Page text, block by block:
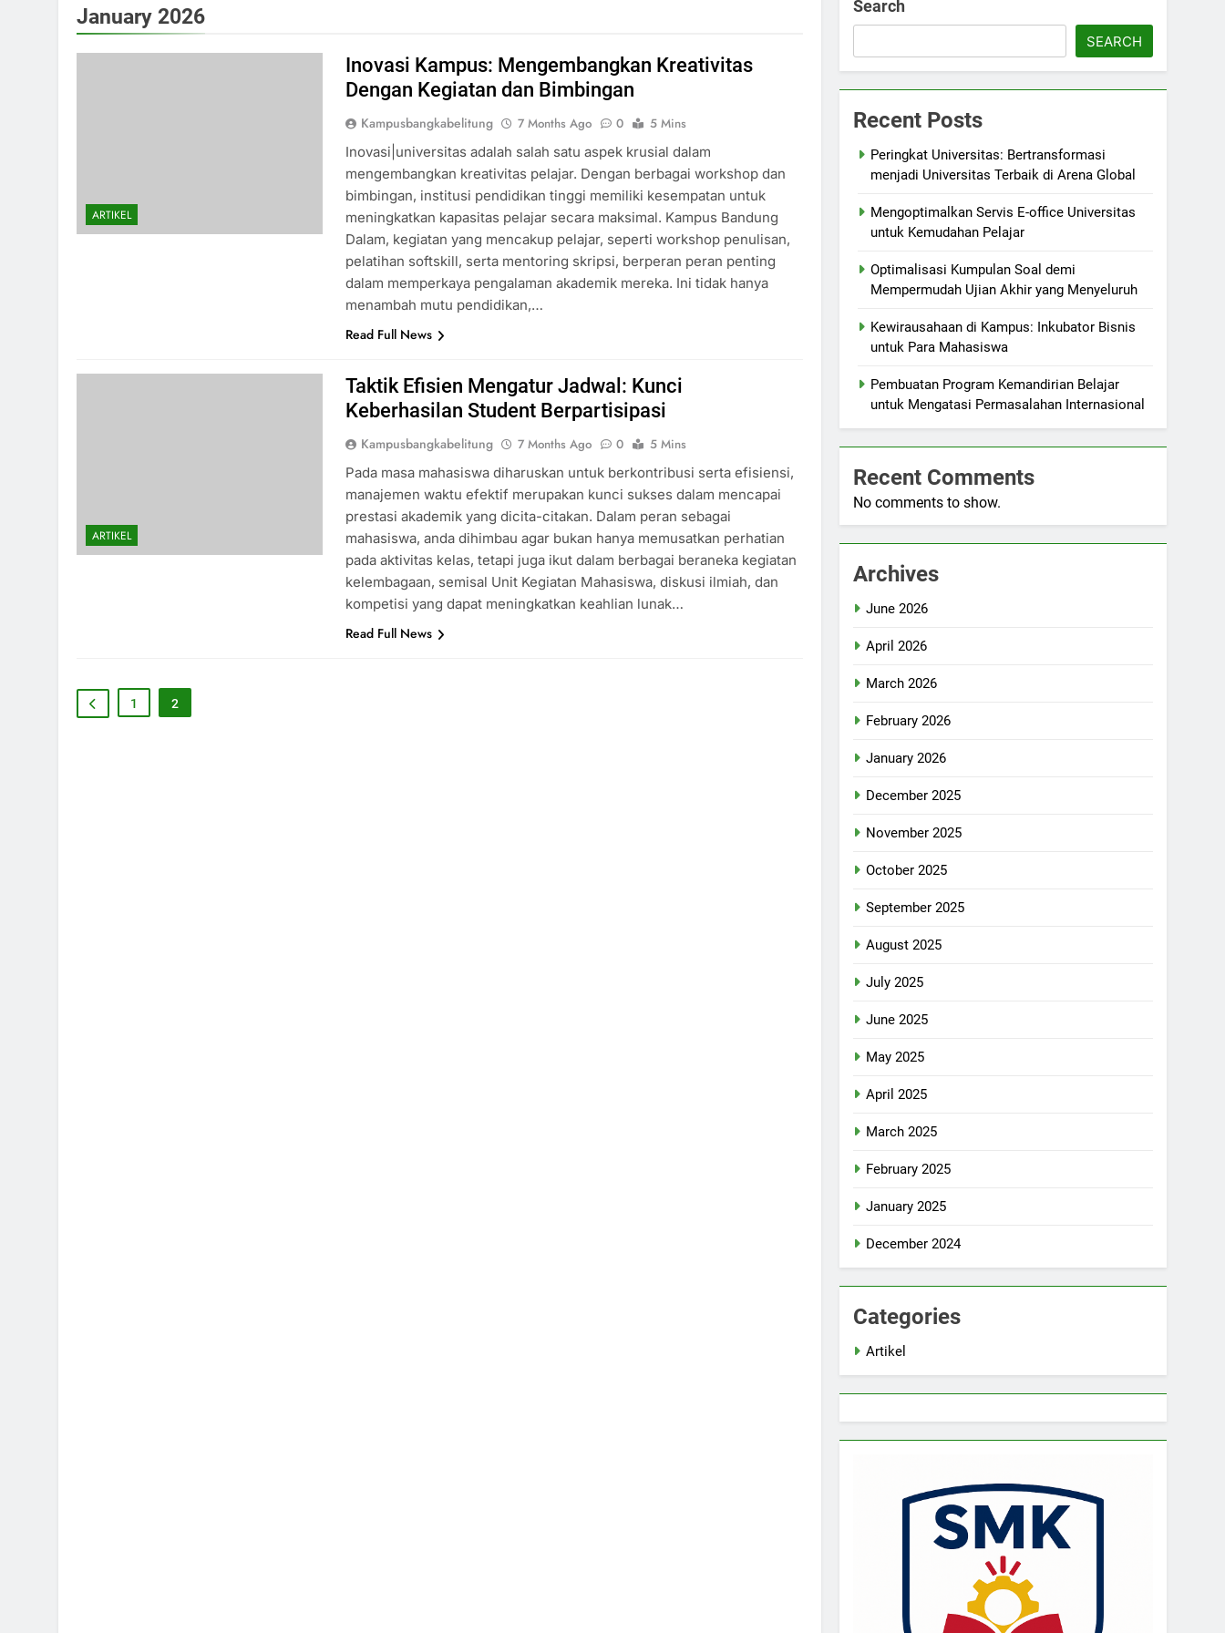
January 2026
ARTIKEL
Inovasi Kampus: Mengembangkan Kreativitas
Dengan Kegiatan dan Bimbingan
Kampusbangkabelitung 7 Months Ago 0
5 Mins
Inovasi|universitas adalah salah satu aspek krusial dalam
mengembangkan kreativitas pelajar. Dengan berbagai workshop dan
bimbingan, institusi pendidikan tinggi memiliki kesempatan untuk
meningkatkan kapasitas pelajar secara maksimal. Kampus Bandung
Dalam, kegiatan yang mencakup pelajar, seperti workshop penulisan,
pelatihan softskill, serta mentoring skripsi, berperan peran penting
dalam memperkaya pengalaman akademik mereka. Ini tidak hanya
menambah mutu pendidikan,…
Read Full News
ARTIKEL
Taktik Efisien Mengatur Jadwal: Kunci
Keberhasilan Student Berpartisipasi
Kampusbangkabelitung 7 Months Ago 0
5 Mins
Pada masa mahasiswa diharuskan untuk berkontribusi serta efisiensi,
manajemen waktu efektif merupakan kunci sukses dalam mencapai
prestasi akademik yang dicita-citakan. Dalam peran sebagai
mahasiswa, anda dihimbau agar bukan hanya memusatkan perhatian
pada aktivitas kelas, tetapi juga ikut dalam berbagai beraneka kegiatan
kelembagaan, semisal Unit Kegiatan Mahasiswa, diskusi ilmiah, dan
kompetisi yang dapat meningkatkan keahlian lunak…
Read Full News
1 2
Search
SEARCH
Recent Posts
Peringkat Universitas: Bertransformasi
menjadi Universitas Terbaik di Arena Global
Mengoptimalkan Servis E-office Universitas
untuk Kemudahan Pelajar
Optimalisasi Kumpulan Soal demi
Mempermudah Ujian Akhir yang Menyeluruh
Kewirausahaan di Kampus: Inkubator Bisnis
untuk Para Mahasiswa
Pembuatan Program Kemandirian Belajar
untuk Mengatasi Permasalahan Internasional
Recent Comments
No comments to show.
Archives
June 2026
April 2026
March 2026
February 2026
January 2026
December 2025
November 2025
October 2025
September 2025
August 2025
July 2025
June 2025
May 2025
April 2025
March 2025
February 2025
January 2025
December 2024
Categories
Artikel